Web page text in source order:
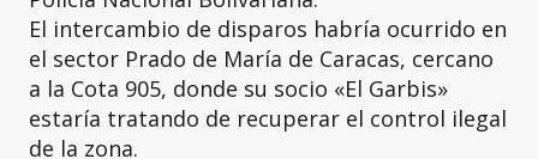
El intercambio de disparos habría ocurrido en
el sector Prado de María de Caracas, cercano
a la Cota 905, donde su socio «El Garbis»
estaría tratando de recuperar el control ilegal
de la zona.